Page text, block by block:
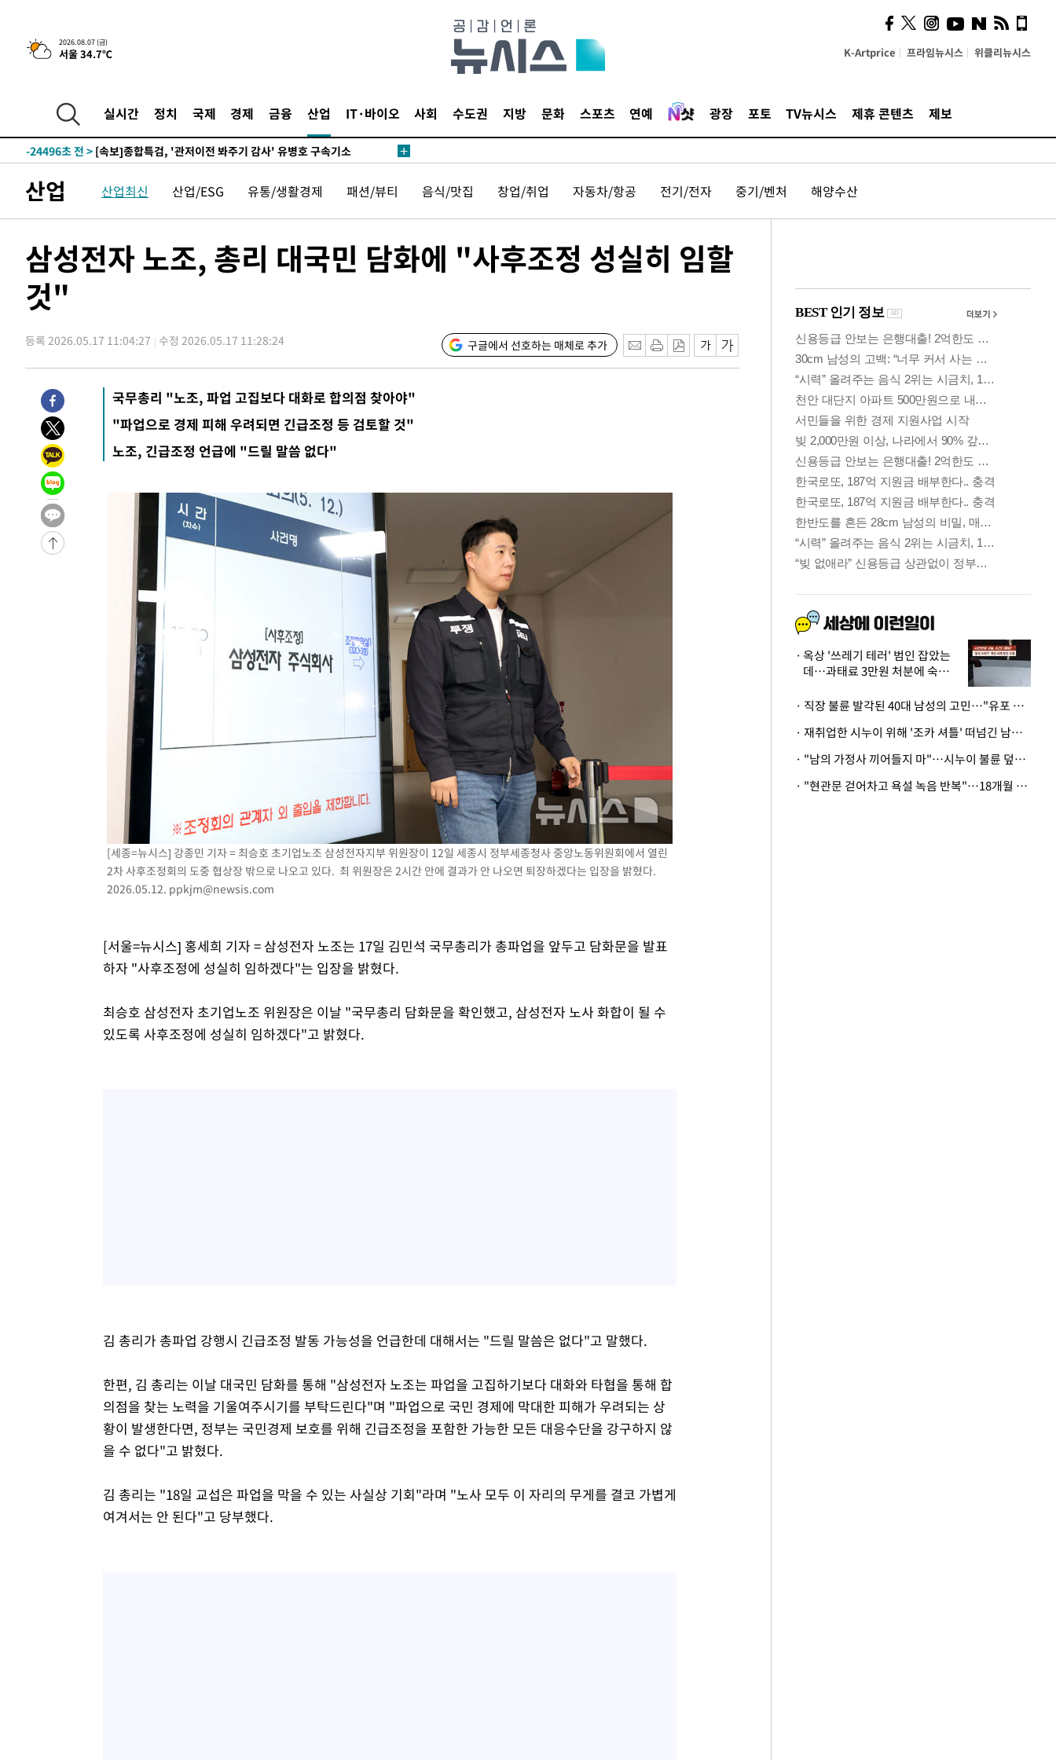
2026.08.07 (금)
서울 34.7℃ K-Artprice 프라임뉴시스 위클리뉴시스
실시간 정치 국제 경제 금융 산업 IT·바이오 사회 수도권 지방 문화 스포츠 연예 광장 포토 TV뉴시스 제휴 콘텐츠 제보
-3432초 전 > [속보] 뉴욕증시, 일제 하락 마감…나스닥 0.06%↓
-27470초 전 >
[속보] 7월 중국 수출 23.9%↑ 수입 27.5%↑…무역총액
25.3%↑
-24630초 전 >
-24496초 전 > [속보]종합특검, '관저이전 봐주기 감사' 유병호 구속기소
-20346초 전 >
[속보]'300억원대 사기 혐의' 차가원 대표 구속 송치
-19540초 전 >"미 전국적 살모네라 식중독 원인은 멕시코산 할라피뇨"-- CDC
-17934초 전 >[속보]합수본, '투표율 허위 입력' 중앙·서울·경기도 선관위 등 9곳
압수수색
-17689초 전 >
-17485초 전 >
-17439초 전 >[속보]코스피, 6300선 재탈환…1.09% 오른 6365.07 개장
-14604초 전 >시리아 다마스쿠스 교외에서 미니버스 폭발.. 14명 부상, 3명은 중
-13902초 전 >
입추에도 극한더위…서울 낮 39도 '폭염중대경보'
-8866초 전 >
이란, 호르무즈서 "적국 목표물들"과 대치로 남부 케슘섬에서 두차
례 큰 폭발음
-7581초 전 >
-5732초 전 >
[속보]트럼프, 美 원정출산 금지 행정명령 서명
-3432초 전 >
-32145초 전 >
[속보]국힘 윤리위, '돌려차기 발언' 진종오·서범수 징계 절차 개시
-27470초 전 >
[속보] 7월 중국 수출 23.9%↑ 수입 27.5%↑…무역총액
25.3%↑
-24630초 전 >
[속보]'채상병 순직 책임' 임성근, 항소심도 징역 3년
[속보]종합특검, '관저이전 봐주기 감사' 유병호 구속기소
민주 콩고 에볼라환자 4천명 돌파, 4053명 발생 1850명 사망
[속보]'300억원대 사기 혐의' 차가원 대표 구속 송치
"미 전국적 살모네라 식중독 원인은 멕시코산 할라피뇨"-- CDC
[속보]경찰·노동부, HL만도 평택사업장 끼임 사망 관련 압수수색
[속보]합수본, '투표율 허위 입력' 중앙·서울·경기도 선관위 등 9곳
[속보]원·달러 환율, 오전 9시 1423.8원
[속보]삼성전자·SK하이닉스 동반 강보합…1%대 상승 출발
[속보]코스닥, 5.95포인트(0.74%) 상승한 807.62개장
[속보]코스피, 6300선 재탈환…1.09% 오른 6365.07 개장
시리아 다마스쿠스 교외에서 미니버스 폭발.. 14명 부상, 3명은 중
입추에도 극한더위…서울 낮 39도 '폭염중대경보'
이란, 호르무즈서 "적국 목표물들"과 대치로 남부 케슘섬에서 두차
[속보]美, 폴리실리콘 수입 규제…파생제품 15% 관세, 120일 후 발
[속보]트럼프, 美 원정출산 금지 행정명령 서명
[속보] 뉴욕증시, 일제 하락 마감…나스닥 0.06%↓
산업 산업최신 산업/ESG 유통/생활경제 패션/뷰티 음식/맛집 창업/취업 자동차/항공 전기/전자 중기/벤처 해양수산
삼성전자 노조, 총리 대국민 담화에 "사후조정 성실히 임할
것"
등록 2026.05.17 11:04:27 수정 2026.05.17 11:28:24 구글에서 선호하는 매체로 추가
국무총리 "노조, 파업 고집보다 대화로 합의점 찾아야"
"파업으로 경제 피해 우려되면 긴급조정 등 검토할 것"
노조, 긴급조정 언급에 "드릴 말씀 없다"
[세종=뉴시스] 강종민 기자 = 최승호 초기업노조 삼성전자지부 위원장이 12일 세종시 정부세종청사 중앙노동위원회에서 열린
2차 사후조정회의 도중 협상장 밖으로 나오고 있다. 최 위원장은 2시간 안에 결과가 안 나오면 퇴장하겠다는 입장을 밝혔다.
2026.05.12. ppkjm@newsis.com
[서울=뉴시스] 홍세희 기자 = 삼성전자 노조는 17일 김민석 국무총리가 총파업을 앞두고 담화문을 발표
하자 "사후조정에 성실히 임하겠다"는 입장을 밝혔다.
최승호 삼성전자 초기업노조 위원장은 이날 "국무총리 담화문을 확인했고, 삼성전자 노사 화합이 될 수
있도록 사후조정에 성실히 임하겠다"고 밝혔다.
김 총리가 총파업 강행시 긴급조정 발동 가능성을 언급한데 대해서는 "드릴 말씀은 없다"고 말했다.
한편, 김 총리는 이날 대국민 담화를 통해 "삼성전자 노조는 파업을 고집하기보다 대화와 타협을 통해 합
의점을 찾는 노력을 기울여주시기를 부탁드린다"며 "파업으로 국민 경제에 막대한 피해가 우려되는 상
황이 발생한다면, 정부는 국민경제 보호를 위해 긴급조정을 포함한 가능한 모든 대응수단을 강구하지 않
을 수 없다"고 밝혔다.
김 총리는 "18일 교섭은 파업을 막을 수 있는 사실상 기회"라며 "노사 모두 이 자리의 무게를 결코 가볍게
여겨서는 안 된다"고 당부했다.
시, 스마트폰 액세서리에
NFC 더했다
옥상 '쓰레기 테러' 범인 잡았는
데…과태료 3만원 처분에 숙박업
· 직장 불륜 발각된 40대 남성의 고민…"유포 동료 명예훼손·협박죄 고소 가능할까"
· 재취업한 시누이 위해 '조카 셔틀' 떠넘긴 남편…아내 "난 못한다"
· "남의 가정사 끼어들지 마"…시누이 불륜 덮으려는 남편에 억울한 아내
· "현관문 걷어차고 욕설 녹음 반복"…18개월 아기 키우는 집 뒤흔든 '앞집의 비극'